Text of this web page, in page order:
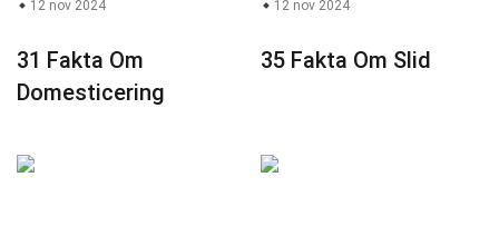
12 nov 2024
31 Fakta Om
Domesticering
12 nov 2024
35 Fakta Om Slid